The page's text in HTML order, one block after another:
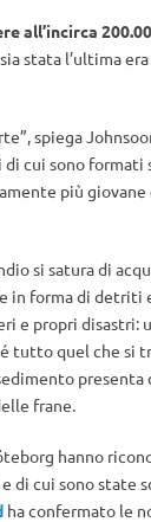
all’incirca
stata l’ultima
spiega
cui sono formati
più
si satura di
forma di detriti
e propri disastri:
tutto quel che si
frane.
hanno
di cui sono state
ha confermato le